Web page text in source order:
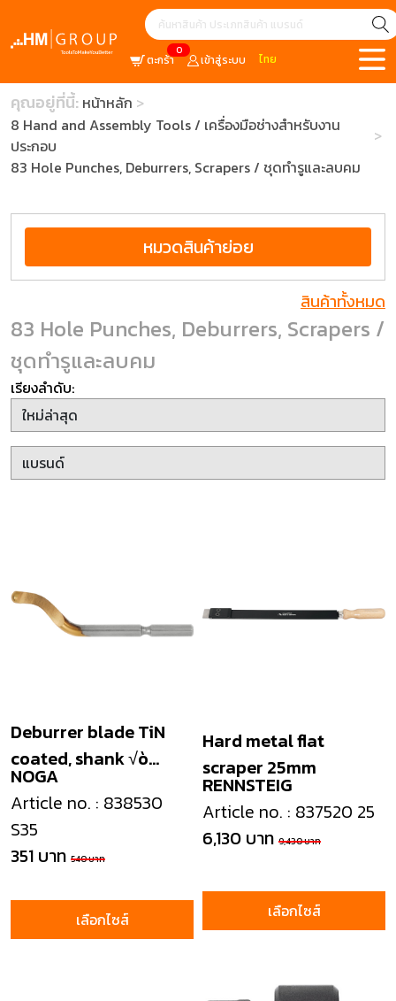
0
ตะกร้า เข้าสู่ระบบ ไทย
คุณอยู่ที่นี้: หน้าหลัก
8 Hand and Assembly Tools / เครื่องมือช่างสำหรับงาน
ประกอบ
83 Hole Punches, Deburrers, Scrapers / ชุดทำรูและลบคม
หมวดสินค้าย่อย
สินค้าทั้งหมด
83 Hole Punches, Deburrers, Scrapers /
ชุดทำรูและลบคม
เรียงลำดับ:
NOGA
Deburrer blade TiN
coated, shank √ò
3.2mm
Article no. : 838530
S35
351 บาท 540 บาท
เลือกไซส์
RENNSTEIG
Hard metal flat
scraper 25mm
Article no. : 837520 25
6,130 บาท 9,430 บาท
เลือกไซส์